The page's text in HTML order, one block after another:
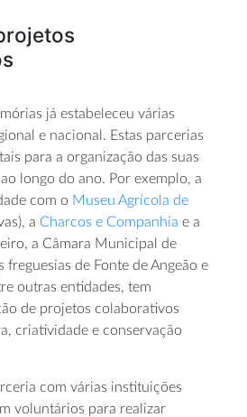
já estabeleceu várias
e nacional. Estas parcerias
para a organização das suas
longo do ano. Por exemplo, a
com o Museu Agrícola de
a Charcos e Companhia e a
a Câmara Municipal de
freguesias de Fonte de Angeão e
outras entidades, tem
de projetos colaborativos
criatividade e conservação
com várias instituições
voluntários para realizar